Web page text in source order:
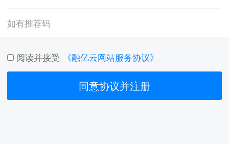
阅读并接受 《融亿云网站服务协议》
同意协议并注册